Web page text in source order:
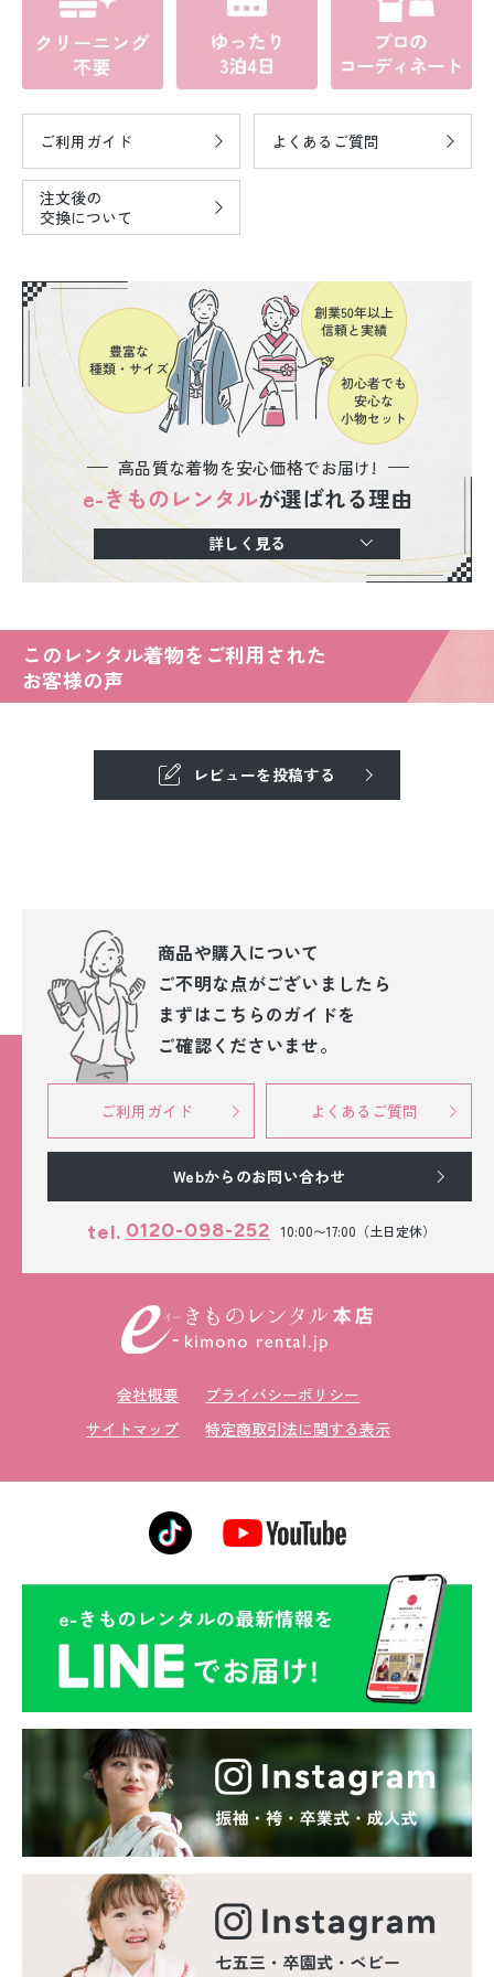
ご利用ガイド よくあるご質問
注文後の
交換について
高品質な着物を安心価格でお届け!
e-きものレンタルが選ばれる理由
詳しく見る
このレンタル着物をご利用された
お客様の声
レビューを投稿する
商品や購入について
ご不明な点がございましたら
まずはこちらのガイドを
ご確認くださいませ。
ご利用ガイド よくあるご質問
Webからのお問い合わせ
tel. 0120-098-252 10:00〜17:00（土日定休）
会社概要
プライバシーポリシー
サイトマップ
特定商取引法に関する表示